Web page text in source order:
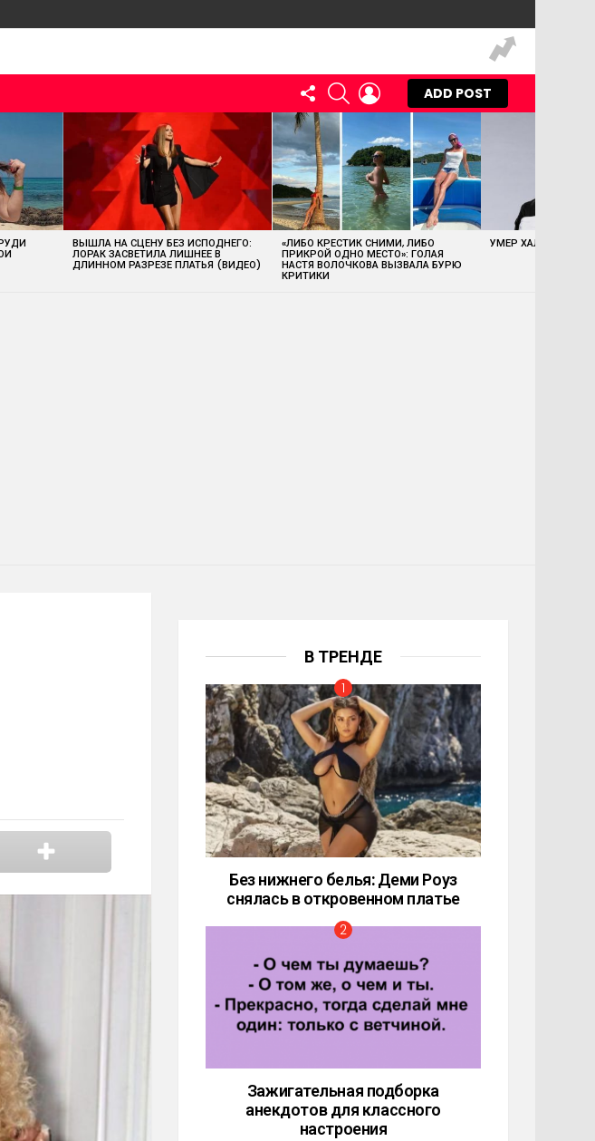
FOLLOW
US
SEARCHLOGIN
ADD POST
ВЫШЛА НА СЦЕНУ БЕЗ ИСПОДНЕГО:
ЛОРАК ЗАСВЕТИЛА ЛИШНЕЕ В
ДЛИННОМ РАЗРЕЗЕ ПЛАТЬЯ (ВИДЕО)
«ЛИБО КРЕСТИК СНИМИ, ЛИБО
ПРИКРОЙ ОДНО МЕСТО»: ГОЛАЯ
НАСТЯ ВОЛОЧКОВА ВЫЗВАЛА БУРЮ
КРИТИКИ
УМЕР ХАЛК ХОГАН
В ТРЕНДЕ
Без нижнего белья: Деми Роуз
снялась в откровенном платье
Зажигательная подборка
анекдотов для классного
настроения